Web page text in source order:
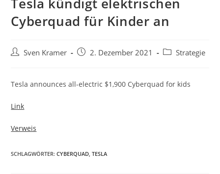
Cyberquad für Kinder an
Sven Kramer 2. Dezember 2021 Strategie
Tesla announces all-electric $1,900 Cyberquad for kids
Link
Verweis
SCHLAGWÖRTER:CYBERQUAD, TESLA